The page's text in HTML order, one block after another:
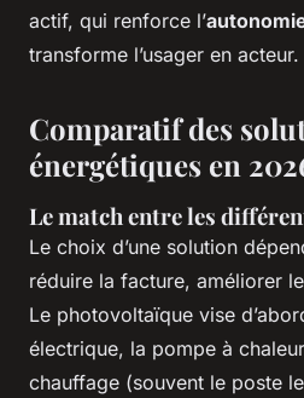
actif, qui renforce l’
transforme l’usager en acteur.
Comparatif des
énergétiques en
Le match entre les
Le choix d’une solution
réduire la facture, améliorer
Le photovoltaïque vise
électrique, la pompe à
chauffage (souvent le poste